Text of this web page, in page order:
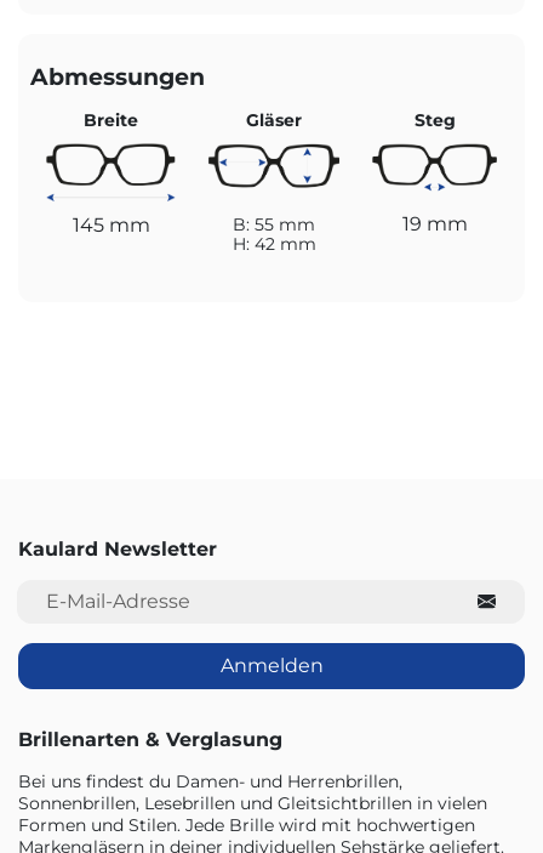
Abmessungen
Breite
145 mm
Gläser
B: 55 mm
H: 42 mm
Steg
19 mm
Kaulard Newsletter
E-Mail-Adresse
Anmelden
Brillenarten & Verglasung
Bei uns findest du Damen- und Herrenbrillen,
Sonnenbrillen, Lesebrillen und Gleitsichtbrillen in vielen
Formen und Stilen. Jede Brille wird mit hochwertigen
Markengläsern in deiner individuellen Sehstärke geliefert.